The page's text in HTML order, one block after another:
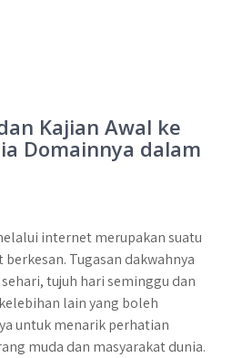
Kajian Awal ke
Domainnya dalam
internet merupakan suatu
Tugasan dakwahnya
tujuh hari seminggu dan
lain yang boleh
untuk menarik perhatian
muda dan masyarakat dunia.